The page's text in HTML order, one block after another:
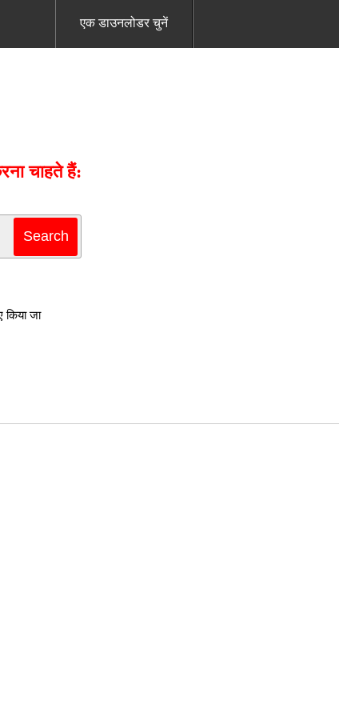
एक डाउनलोडर चुनें
चाहते हैं:
जा